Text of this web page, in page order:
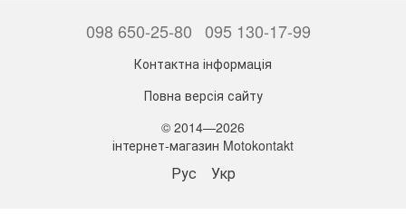
098 650-25-80 095 130-17-99
Контактна інформація
Повна версія сайту
© 2014—2026
інтернет-магазин Motokontakt
Рус Укр